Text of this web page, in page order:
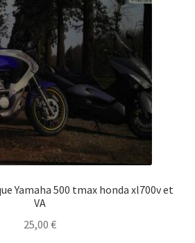
Yamaha 500 tmax honda xl700v et
VA
25,00 €